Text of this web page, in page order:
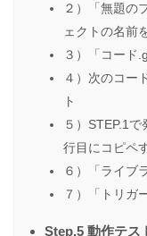
２）「無題の
ェクトの名前
３）「コード
４）次のコー
ト
５）STEP.1
行目にコピペ
６）「ライブ
７）「トリガ
Step.5 動作テス